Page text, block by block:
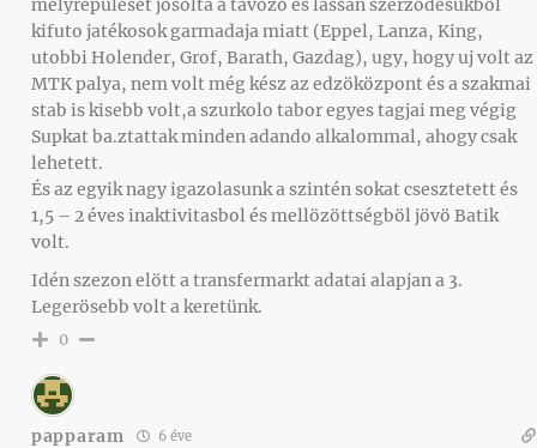
mélyrepülését josolta a tavozo és lassan szerzödésükböl
kifuto jatékosok garmadaja miatt (Eppel, Lanza, King,
utobbi Holender, Grof, Barath, Gazdag), ugy, hogy uj volt az
MTK palya, nem volt még kész az edzöközpont és a szakmai
stab is kisebb volt,a szurkolo tabor egyes tagjai meg végig
Supkat ba.ztattak minden adando alkalommal, ahogy csak
lehetett.
És az egyik nagy igazolasunk a szintén sokat csesztetett és
1,5 – 2 éves inaktivitasbol és mellözöttségböl jövö Batik
volt.
Idén szezon elött a transfermarkt adatai alapjan a 3.
Legerösebb volt a keretünk.
0
papparam 6 éve